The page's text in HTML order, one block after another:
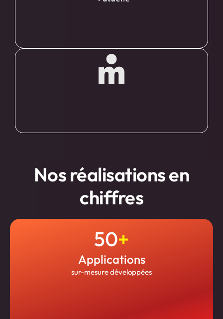
Nos réalisations en
chiffres
Applications
sur-mesure développées
50+